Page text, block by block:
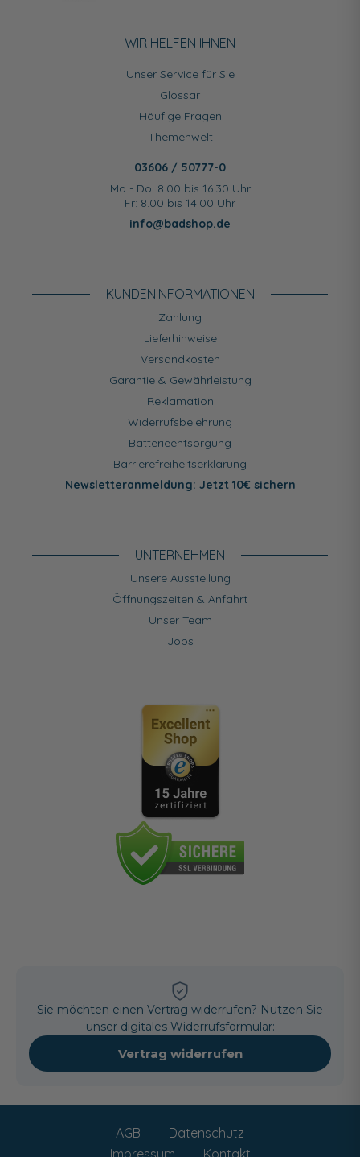
WIR HELFEN IHNEN
Unser Service für Sie
Glossar
Häufige Fragen
Themenwelt
03606 / 50777-0
Mo - Do: 8.00 bis 16.30 Uhr
Fr: 8.00 bis 14.00 Uhr
info@badshop.de
KUNDEN­INFORMATIONEN
Zahlung
Lieferhinweise
Versandkosten
Garantie & Gewährleistung
Reklamation
Widerrufsbelehrung
Batterieentsorgung
Barrierefreiheitserklärung
Newsletteranmeldung: Jetzt 10€ sichern
UNTERNEHMEN
Unsere Ausstellung
Öffnungszeiten & Anfahrt
Unser Team
Jobs
Sie möchten einen Vertrag widerrufen? Nutzen Sie
unser digitales Widerrufsformular:
Vertrag widerrufen
AGB
Datenschutz
Impressum
Kontakt